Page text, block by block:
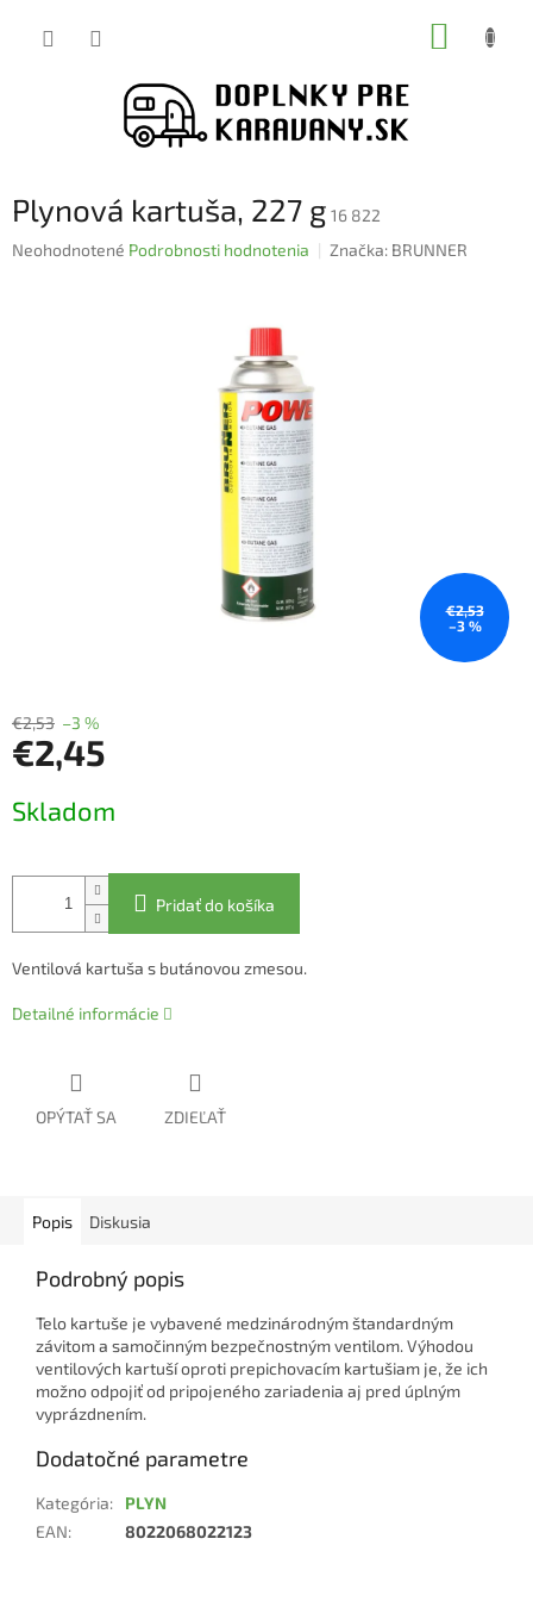
Plynová kartuša, 227 g 16 822
Priemerné
Neohodnotené Podrobnosti hodnotenia Značka: BRUNNER
€2,53
–3 %
€2,53 –3 %
€2,45
cena:
Skladom
Pridať do košíka
Ventilová kartuša s butánovou zmesou.
Detailné informácie
OPÝTAŤ SA ZDIEĽAŤ
Popis Diskusia
Podrobný popis
Telo kartuše je vybavené medzinárodným štandardným
závitom a samočinným bezpečnostným ventilom. Výhodou
ventilových kartuší oproti prepichovacím kartušiam je, že ich
možno odpojiť od pripojeného zariadenia aj pred úplným
vyprázdnením.
Dodatočné parametre
Kategória:
PLYN
EAN: 8022068022123